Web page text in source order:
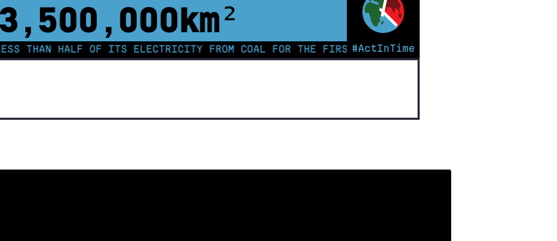
#ActInTime
.82978613
OF ITS ELECTRICITY FROM COAL FOR THE FIRST TIME | KENYAN TEEN LEADS CHARGE